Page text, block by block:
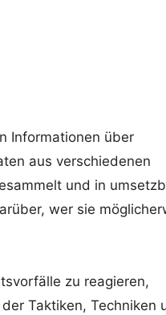
Informationen über
aus verschiedenen
und in
wer sie
zu reagieren,
Taktiken, Techniken